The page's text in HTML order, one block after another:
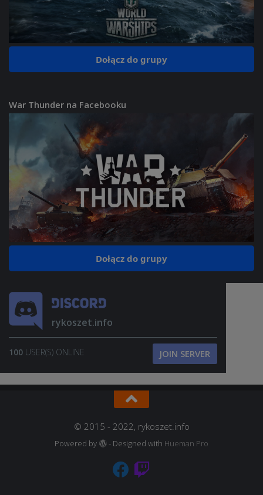
Dołącz do grupy
War Thunder na Facebooku
Dołącz do grupy
rykoszet.info
100 USER(S) ONLINE JOIN SERVER
© 2015 - 2022, rykoszet.info
Powered by - Designed with Hueman Pro